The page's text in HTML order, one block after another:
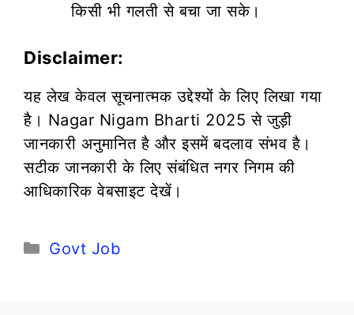
किसी भी गलती से बचा जा सके।
Disclaimer:
यह लेख केवल सूचनात्मक उद्देश्यों के लिए लिखा गया
है। Nagar Nigam Bharti 2025 से जुड़ी
जानकारी अनुमानित है और इसमें बदलाव संभव है।
सटीक जानकारी के लिए संबंधित नगर निगम की
आधिकारिक वेबसाइट देखें।
Categories
Govt Job